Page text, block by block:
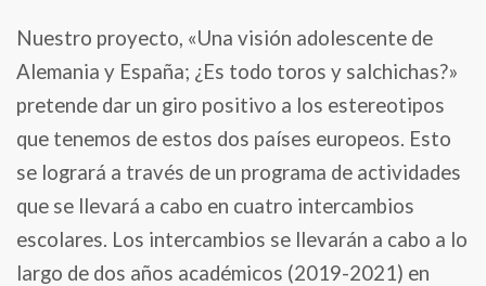
Nuestro proyecto, «Una visión adolescente de
Alemania y España; ¿Es todo toros y salchichas?»
pretende dar un giro positivo a los estereotipos
que tenemos de estos dos países europeos. Esto
se logrará a través de un programa de actividades
que se llevará a cabo en cuatro intercambios
escolares. Los intercambios se llevarán a cabo a lo
largo de dos años académicos (2019-2021) en